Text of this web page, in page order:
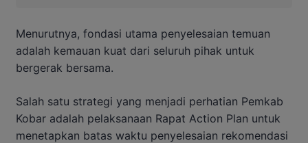
Menurutnya, fondasi utama penyelesaian temuan
adalah kemauan kuat dari seluruh pihak untuk
bergerak bersama.
Salah satu strategi yang menjadi perhatian Pemkab
Kobar adalah pelaksanaan Rapat Action Plan untuk
menetapkan batas waktu penyelesaian rekomendasi